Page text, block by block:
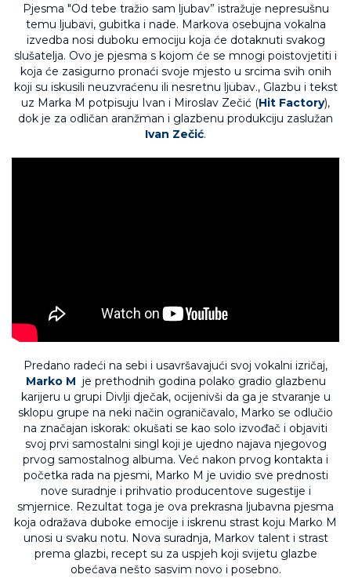
Pjesma "Od tebe tražio sam ljubav” istražuje nepresušnu
temu ljubavi, gubitka i nade. Markova osebujna vokalna
izvedba nosi duboku emociju koja će dotaknuti svakog
slušatelja. Ovo je pjesma s kojom će se mnogi poistovjetiti i
koja će zasigurno pronaći svoje mjesto u srcima svih onih
koji su iskusili neuzvraćenu ili nesretnu ljubav., Glazbu i tekst
uz Marka M potpisuju Ivan i Miroslav Zečić (Hit Factory),
dok je za odličan aranžman i glazbenu produkciju zaslužan
Ivan Zečić.
Predano radeći na sebi i usavršavajući svoj vokalni izričaj,
Marko M je prethodnih godina polako gradio glazbenu
karijeru u grupi Divlji dječak, ocijenivši da ga je stvaranje u
sklopu grupe na neki način ograničavalo, Marko se odlučio
na značajan iskorak: okušati se kao solo izvođač i objaviti
svoj prvi samostalni singl koji je ujedno najava njegovog
prvog samostalnog albuma. Već nakon prvog kontakta i
početka rada na pjesmi, Marko M je uvidio sve prednosti
nove suradnje i prihvatio producentove sugestije i
smjernice. Rezultat toga je ova prekrasna ljubavna pjesma
koja odražava duboke emocije i iskrenu strast koju Marko M
unosi u svaku notu. Nova suradnja, Markov talent i strast
prema glazbi, recept su za uspjeh koji svijetu glazbe
obećava nešto sasvim novo i posebno.